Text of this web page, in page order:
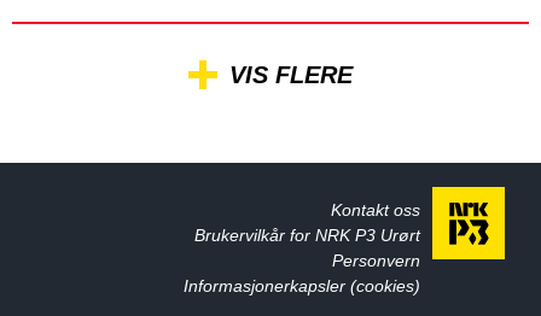
VIS FLERE
Kontakt oss
Brukervilkår for NRK P3 Urørt
Personvern
Informasjonerkapsler (cookies)